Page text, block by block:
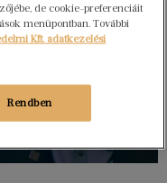
de cookie-preferenciáit
menüpontban. További
Kft. adatkezelési
Rendben